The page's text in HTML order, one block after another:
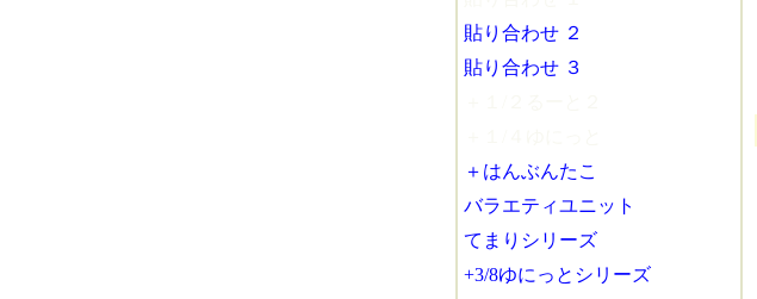
貼り合わせ ２
貼り合わせ ３
＋はんぶんたこ
バラエティユニット
てまりシリーズ
+3/8ゆにっとシリーズ